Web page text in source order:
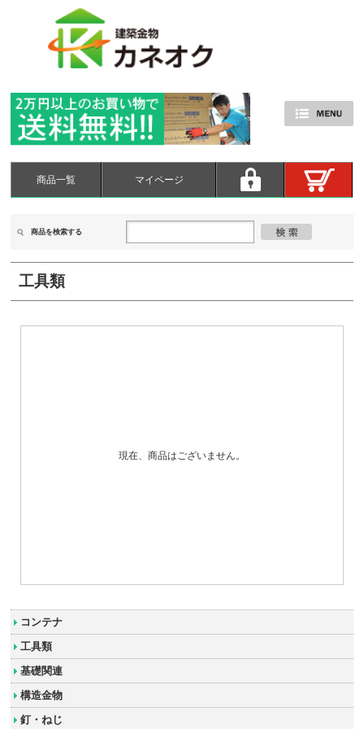
商品一覧 マイページ
商品を検索する
工具類
現在、商品はございません。
コンテナ
工具類
基礎関連
構造金物
釘・ねじ